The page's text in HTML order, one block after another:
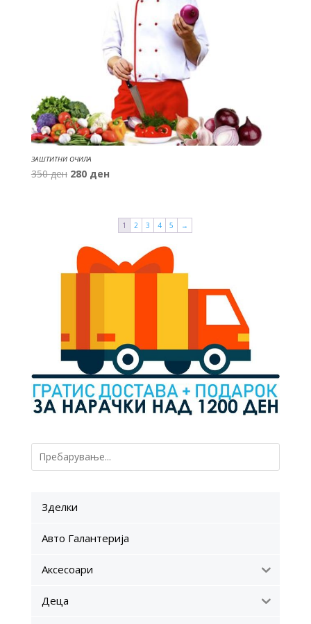
ЗАШТИТНИ ОЧИЛА
350ден Original
280 денCurrent
280 ден.
1 2 3 4 5 →
Зделки
Авто Галантерија
Аксесоари
Деца